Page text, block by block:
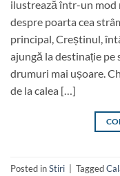
ilustrează într-un
despre poarta cea
principal, Creștinul,
ajungă la destinație
drumuri mai ușoare.
de la calea […]
Posted inStiri Tagged